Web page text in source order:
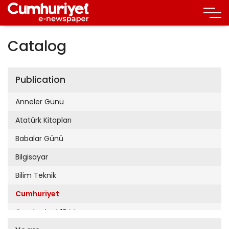
Catalog
Publication
Anneler Günü
Atatürk Kitapları
Babalar Günü
Bilgisayar
Bilim Teknik
Cumhuriyet
Cumhuriyet 19 Mayıs